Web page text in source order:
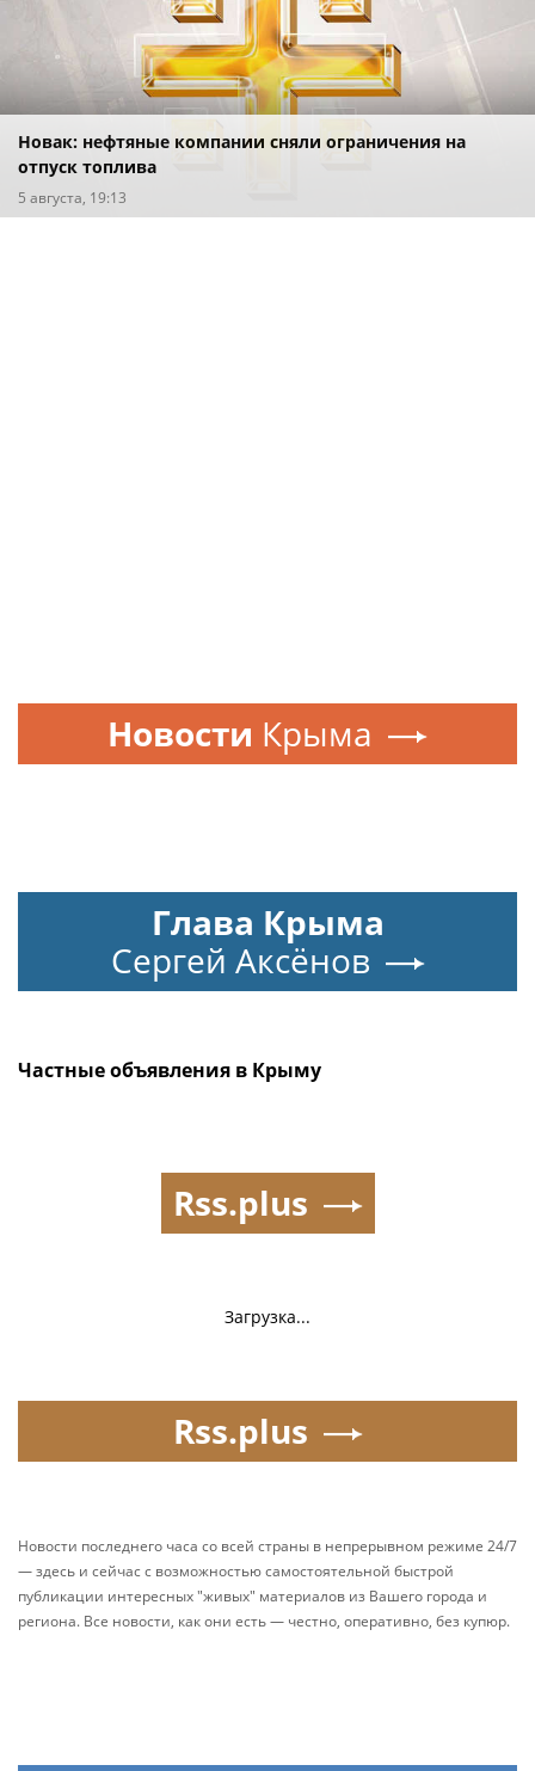
Новак: нефтяные компании сняли ограничения на
отпуск топлива
5 августа, 19:13
Новости Крыма
Глава Крыма
Сергей Аксёнов
Частные объявления в Крыму
Загрузка...
Rss.plus
Rss.plus
Новости последнего часа со всей страны в непрерывном режиме 24/7
— здесь и сейчас с возможностью самостоятельной быстрой
публикации интересных "живых" материалов из Вашего города и
региона. Все новости, как они есть — честно, оперативно, без купюр.